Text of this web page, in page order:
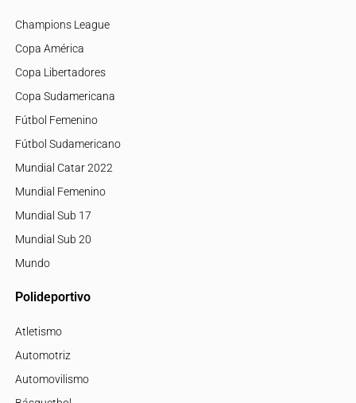
Champions League
Copa América
Copa Libertadores
Copa Sudamericana
Fútbol Femenino
Fútbol Sudamericano
Mundial Catar 2022
Mundial Femenino
Mundial Sub 17
Mundial Sub 20
Mundo
Polideportivo
Atletismo
Automotriz
Automovilismo